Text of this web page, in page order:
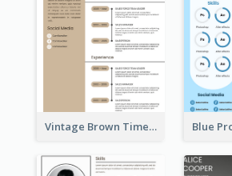
Vintage Brown Timeline Resume